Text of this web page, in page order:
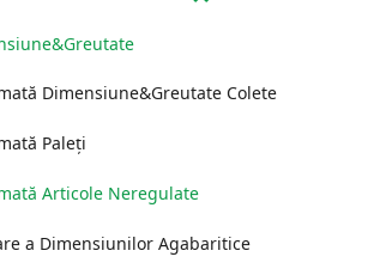
Dimensiune&Greutate Colete
Paleți
Articole Neregulate
a Dimensiunilor Agabaritice